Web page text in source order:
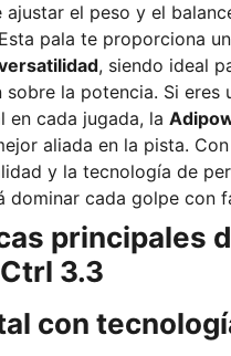
ajustar el peso y el
pala te proporciona
, siendo ideal
Si eres un jugador exigente que
cada jugada, la
aliada en la pista.
y la tecnología de
dominar cada golpe con
principales
3.3
con